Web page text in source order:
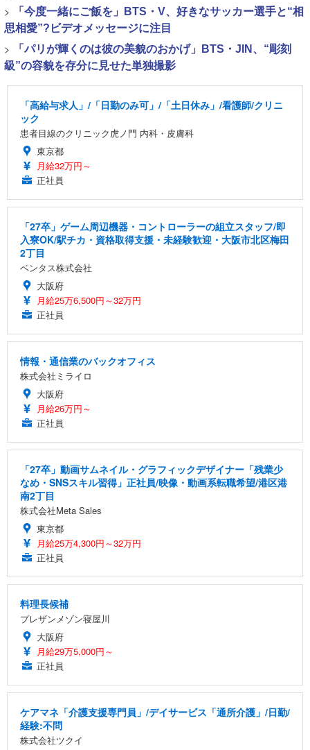
>
「今度一緒にご飯を」BTS・V、好きなサッカー選手と“相
思相愛”?ビデオメッセージに注目
>
「パリが輝くのは彼の美貌のおかげ」BTS・JIN、“彫刻
級”の容貌を存分に見せた単独撮影
「高給与求人」/「日勤のみ可」/「土日休み」/看護師/クリニ
ック
患者目線のクリニック虎ノ門 内科・皮膚科
東京都
月給32万円～
正社員
「27卒」ゲーム周辺機器・コントローラーの組立スタッフ/即
入寮OK/駅チカ・資格取得支援・未経験歓迎・大阪市北区梅田
2丁目
ベンタス株式会社
大阪府
月給25万6,500円～32万円
正社員
情報・通信業のバックオフィス
株式会社ミライロ
大阪府
月給26万円～
正社員
「27卒」動画サムネイル・グラフィックデザイナー「残業少
なめ・SNSスキル習得」正社員/映像・動画系転職希望/港区港
南2丁目
株式会社Meta Sales
東京都
月給25万4,300円～32万円
正社員
料理長候補
プレザンメゾン寝屋川
大阪府
月給29万5,000円～
正社員
ケアマネ「介護支援専門員」/デイサービス「通所介護」/日勤/
経験:不問
株式会社ツクイ